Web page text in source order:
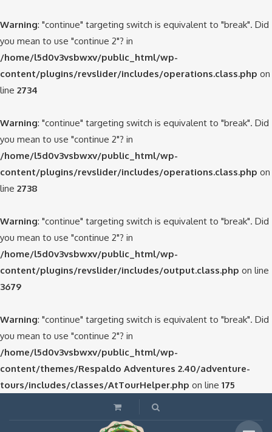
Warning: "continue" targeting switch is equivalent to "break". Did
you mean to use "continue 2"? in
/home/l5d0v3vsbwxv/public_html/wp-
content/plugins/revslider/includes/operations.class.php on
line 2734
Warning: "continue" targeting switch is equivalent to "break". Did
you mean to use "continue 2"? in
/home/l5d0v3vsbwxv/public_html/wp-
content/plugins/revslider/includes/operations.class.php on
line 2738
Warning: "continue" targeting switch is equivalent to "break". Did
you mean to use "continue 2"? in
/home/l5d0v3vsbwxv/public_html/wp-
content/plugins/revslider/includes/output.class.php on line
3679
Warning: "continue" targeting switch is equivalent to "break". Did
you mean to use "continue 2"? in
/home/l5d0v3vsbwxv/public_html/wp-
content/themes/Respaldo Adventures 2.40/adventure-
tours/includes/classes/AtTourHelper.php on line 175